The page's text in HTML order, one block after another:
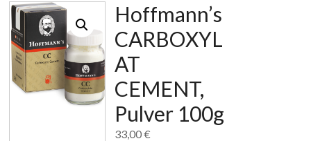
Hoffmann’s
CARBOXYL
AT
CEMENT,
Pulver 100g
33,00€